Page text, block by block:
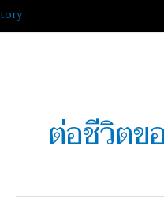
Skip
to
ต่อชีวิตข